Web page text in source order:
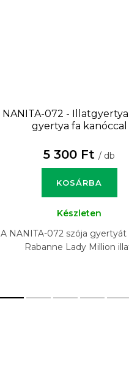
NANITA-072 -
gyertya fa kanóccal
5 300 Ft / db
KOSÁRBA
Készleten
A NANITA-072 szója gyertyát
Rabanne Lady Million